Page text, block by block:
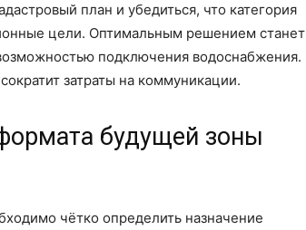
план и убедиться, что категория
цели. Оптимальным решением станет
подключения водоснабжения.
затраты на коммуникации.
будущей зоны
чётко определить назначение